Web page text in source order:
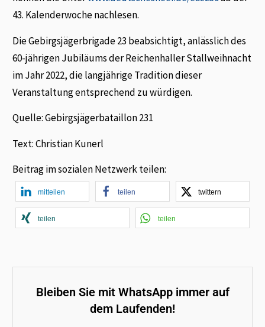
43. Kalenderwoche nachlesen.
Die Gebirgsjägerbrigade 23 beabsichtigt, anlässlich des
60-jährigen Jubiläums der Reichenhaller Stallweihnacht
im Jahr 2022, die langjährige Tradition dieser
Veranstaltung entsprechend zu würdigen.
Quelle: Gebirgsjägerbataillon 231
Text: Christian Kunerl
Beitrag im sozialen Netzwerk teilen:
mitteilen teilen twittern
teilen teilen
Bleiben Sie mit WhatsApp immer auf
dem Laufenden!